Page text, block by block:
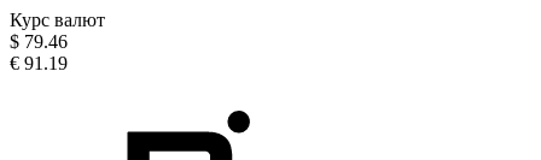
Курс валют
$ 79.46
€ 91.19